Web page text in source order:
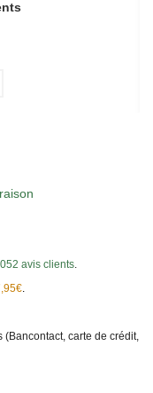
avis clients.
.
carte de crédit,